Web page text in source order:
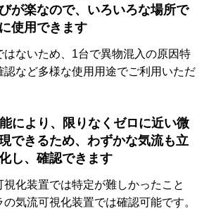
が楽なので、いろいろな場所で
使用できます
はないため、1台で異物混入の原因特
認など多様な使用用途でご利用いただ
により、限りなくゼロに近い微
できるため、わずかな気流も立
し、確認できます
視化装置では特定が難しかったこと
の気流可視化装置では確認可能です。